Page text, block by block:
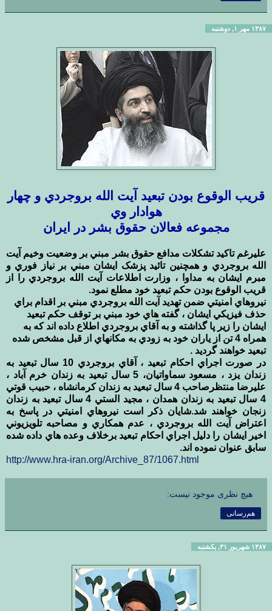
۱۳۸۷ مهر ۱, دوشنبه
قريب الوقوع بودن تبعيد آيت الله بروجردي و چهار
هوادار وي
مجموعه فعالان حقوق بشر در ايران
عليرغم تاکيد تشکلات مدافع حقوق بشر مبني بر وضعيت وخيم آيت
الله بروجردي و همچنين تائيد پزشک ايشان مبني بر نياز فوري و
مبرم ايشان به مداوا ، وزارت اطلاعات آيت الله بروجردي را از
قريب الوقوع بودن حکم تبعيد خود مطلع نمود.
نيروهاي امنيتي ضمن تهديد آيت الله بروجردي مبني بر اقدام براي
حذف فيزيکي ايشان ، گفته هاي خود مبني بر توقف حکم تبعيد
ايشان را زير پا گذاشته و به آقاي بروجردي اطلاع داده اند که به
همراه 4 تن از ياران خود به زودي به مکانهاي از قبل مشخص شده
تبعيد خواهند گرديد .
در صورت اجراي احکام تبعيد ، آقاي بروجردي 10 سال تبعيد به
زندان يزد ، مسعود سماواتيان، 5 سال تبعيد به زندان خرم آباد ،
عليرضا منتظرصاحب 4 سال تبعيد به زندان كرمانشاه ، حبيب قوتي
4 سال تبعيد به زندان همدان ، مجيد الستي 4 سال تبعيد به زندان
زنجان خواهند شد.شايان ذکر است نيروهاي امنيتي در پاسخ به
اعتراض آيت الله بروجردي ، عدم همکاري و مصاحبه تلويزيوني
اخير ايشان را دليل اجراي احکام تبعيد برخلاف وعده هاي داده شده
سابق عنوان نموده اند.
http://www.hra-iran.org/Archive_87/1067.html
هیچ نظری موجود نیست:
هم‌رسانی
۱۳۸۷ شهریور ۳۱, یکشنبه